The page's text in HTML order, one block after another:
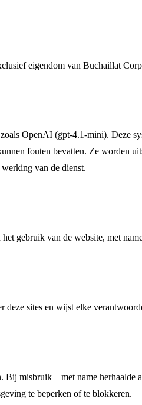
eigendom van Buchaillat
OpenAI (gpt-4.1-mini). Deze
fouten bevatten. Ze worden
van de dienst.
gebruik van de website, met
deze sites en wijst elke
misbruik – met name
te beperken of te blokkeren.